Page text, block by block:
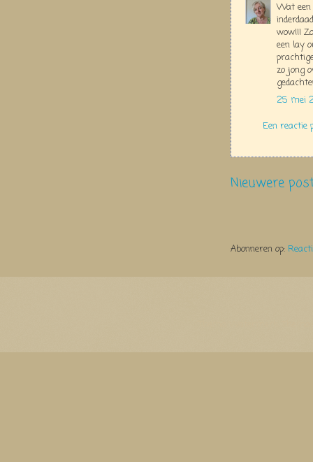
Wat een
wow!!!
een lay
zo jong
25 mei
Een reactie
Nieuwere
Abonneren op: